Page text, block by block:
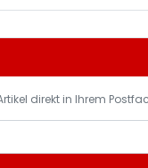
direkt in Ihrem